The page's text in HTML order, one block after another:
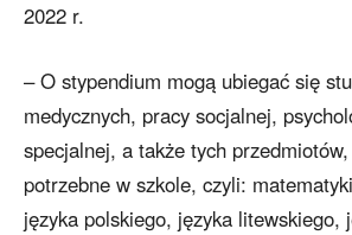
2022 r.
– O stypendium mogą ubiegać się
medycznych, pracy socjalnej,
specjalnej, a także tych
potrzebne w szkole, czyli:
języka polskiego, języka litewskiego,